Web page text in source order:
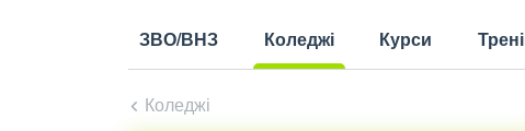
ЗВО/ВНЗ
Коледжі
Курси
Коледжі